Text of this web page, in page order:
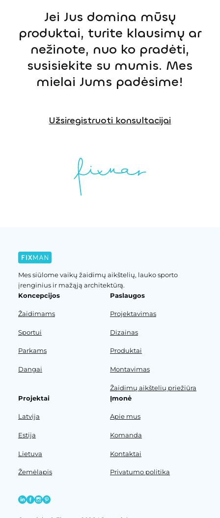
Jei Jus domina mūsų
produktai, turite klausimų ar
nežinote, nuo ko pradėti,
susisiekite su mumis. Mes
mielai Jums padėsime!
Užsiregistruoti konsultacijai
Mes siūlome vaikų žaidimų aikštelių, lauko sporto
įrenginius ir mažąją architektūrą.
Koncepcijos
Žaidimams
Sportui
Parkams
Dangai
Paslaugos
Projektavimas
Dizainas
Produktai
Montavimas
Žaidimų aikštelių priežiūra
Projektai
Latvija
Estija
Lietuva
Žemėlapis
Įmonė
Apie mus
Komanda
Kontaktai
Privatumo politika